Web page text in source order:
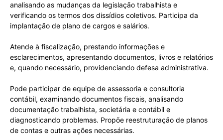
analisando as mudanças da legislação trabalhista e
verificando os termos dos dissídios coletivos. Participa da
implantação de plano de cargos e salários.
Atende à fiscalização, prestando informações e
esclarecimentos, apresentando documentos, livros e relatórios
e, quando necessário, providenciando defesa administrativa.
Pode participar de equipe de assessoria e consultoria
contábil, examinando documentos fiscais, analisando
documentação trabalhista, societária e contábil e
diagnosticando problemas. Propõe reestruturação de planos
de contas e outras ações necessárias.